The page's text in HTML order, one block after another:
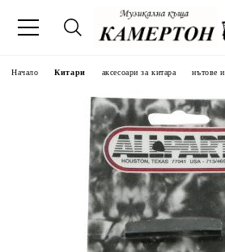
Начало Китари аксесоари за китара нътове